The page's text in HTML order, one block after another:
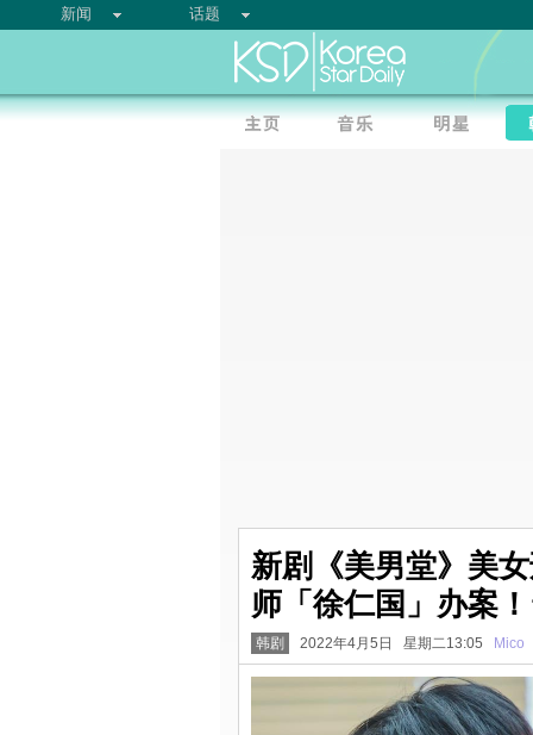
新闻 话题
新剧《美男堂》美
师「徐仁国」办案
韩剧 2022年4月5日 星期二13:05 Mico